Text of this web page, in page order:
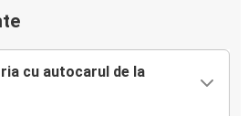
cu autocarul de la